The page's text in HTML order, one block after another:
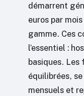
démarrent
euros par
gamme. Ces
l’essentiel :
basiques.
équilibrées,
mensuels et